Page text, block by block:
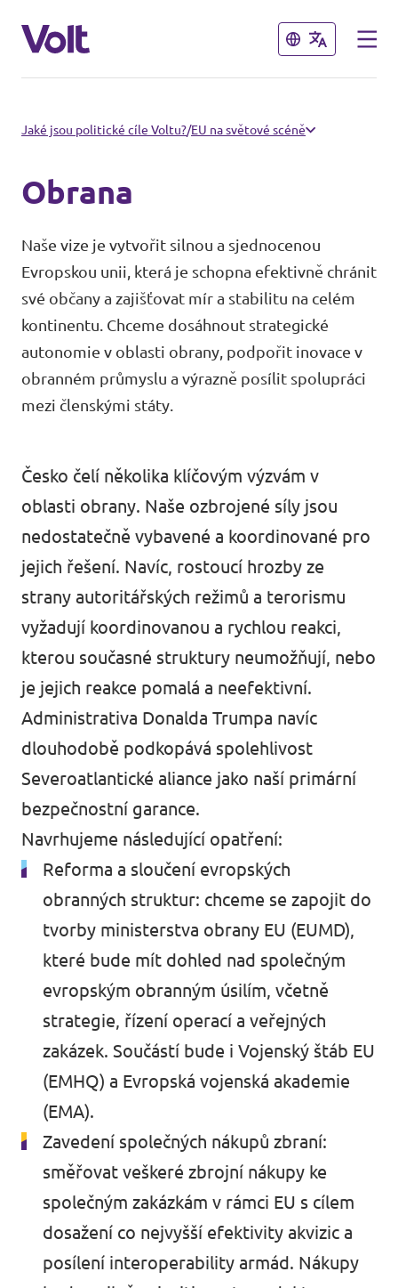
Zavřít
Naši sousedé
Volt Slovensko
Volt Německo
Volt Rakousko
Zavřít
O Voltu
Novinky
Přidej se k nám
Podpoř Volt
Jaké jsou politické cíle Voltu?/EU na světové scéně
Obrana
Naše vize je vytvořit silnou a sjednocenou
Evropskou unii, která je schopna efektivně chránit
své občany a zajišťovat mír a stabilitu na celém
kontinentu. Chceme dosáhnout strategické
autonomie v oblasti obrany, podpořit inovace v
obranném průmyslu a výrazně posílit spolupráci
mezi členskými státy.
Česko čelí několika klíčovým výzvám v
oblasti obrany. Naše ozbrojené síly jsou
nedostatečně vybavené a koordinované pro
jejich řešení. Navíc, rostoucí hrozby ze
strany autoritářských režimů a terorismu
vyžadují koordinovanou a rychlou reakci,
kterou současné struktury neumožňují, nebo
je jejich reakce pomalá a neefektivní.
Administrativa Donalda Trumpa navíc
dlouhodobě podkopává spolehlivost
Severoatlantické aliance jako naší primární
bezpečnostní garance.
Navrhujeme následující opatření:
Reforma a sloučení evropských
obranných struktur: chceme se zapojit do
tvorby ministerstva obrany EU (EUMD),
které bude mít dohled nad společným
evropským obranným úsilím, včetně
strategie, řízení operací a veřejných
zakázek. Součástí bude i Vojenský štáb EU
(EMHQ) a Evropská vojenská akademie
(EMA).
Zavedení společných nákupů zbraní:
směřovat veškeré zbrojní nákupy ke
společným zakázkám v rámci EU s cílem
dosažení co nejvyšší efektivity akvizic a
posílení interoperability armád. Nákupy